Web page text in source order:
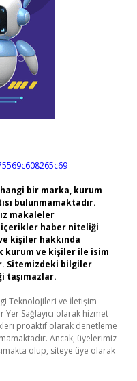
bir marka, kurum
bulunmamaktadır.
makaleler
içerikler haber niteliği
kişiler hakkında
kurum ve kişiler ile isim
Sitemizdeki bilgiler
taşımazlar.
Teknolojileri ve İletişim
Yer Sağlayıcı olarak hizmet
proaktif olarak denetleme
Ancak, üyelerimiz
olup, siteye üye olarak